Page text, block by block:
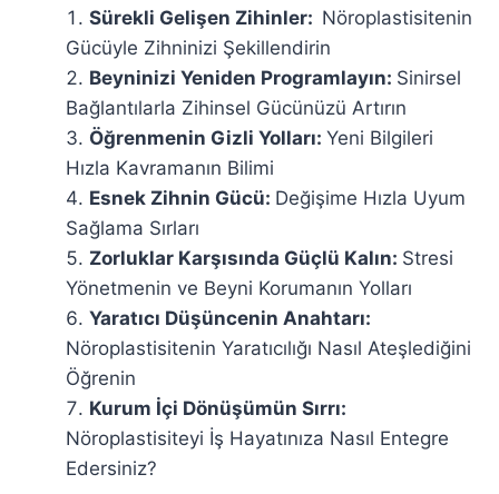
Sürekli Gelişen Zihinler: Nöroplastisitenin
Gücüyle Zihninizi Şekillendirin
Beyninizi Yeniden Programlayın: Sinirsel
Bağlantılarla Zihinsel Gücünüzü Artırın
Öğrenmenin Gizli Yolları: Yeni Bilgileri
Hızla Kavramanın Bilimi
Esnek Zihnin Gücü: Değişime Hızla Uyum
Sağlama Sırları
Zorluklar Karşısında Güçlü Kalın: Stresi
Yönetmenin ve Beyni Korumanın Yolları
Yaratıcı Düşüncenin Anahtarı:
Nöroplastisitenin Yaratıcılığı Nasıl Ateşlediğini
Öğrenin
Kurum İçi Dönüşümün Sırrı:
Nöroplastisiteyi İş Hayatınıza Nasıl Entegre
Edersiniz?